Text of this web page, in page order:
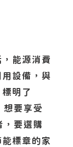
能源消費
設備，與
明了
要享受
要選購
標章的家